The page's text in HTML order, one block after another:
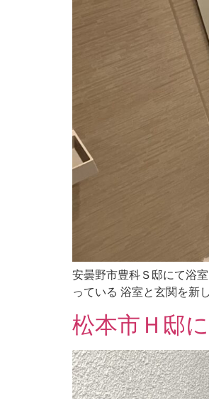
安曇野市豊科Ｓ邸にて浴
っている 浴室と玄関を新
松本市Ｈ邸